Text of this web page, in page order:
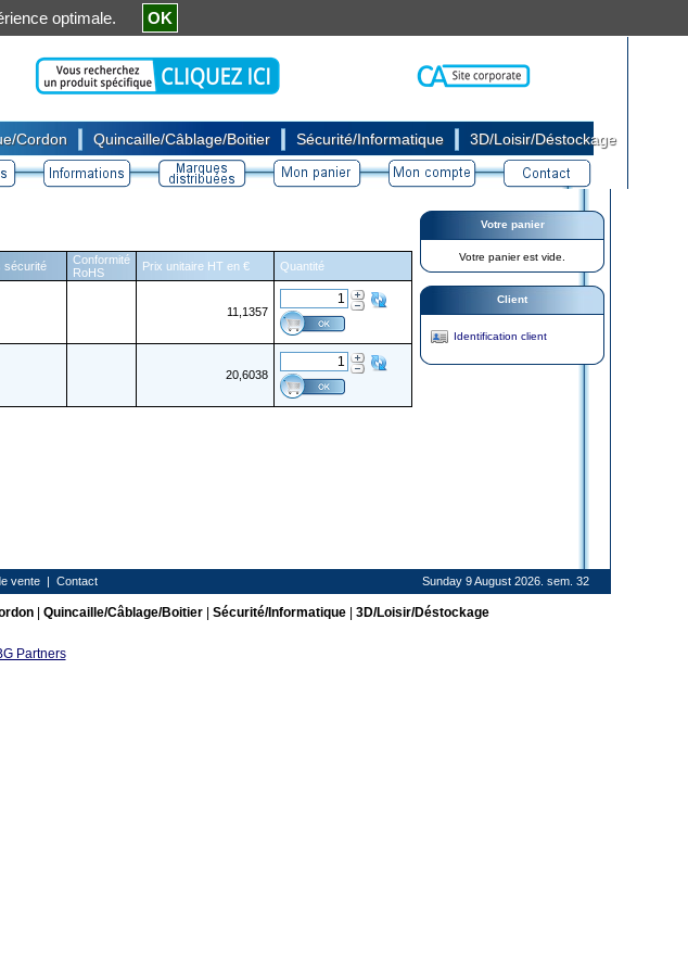
Cordon Quincaille/Câblage/Boitier Sécurité/Informatique 3D/Loisir/Déstockage
sécurité
Conformité
RoHS
Prix unitaire HT en € Quantité
11,1357
20,6038
Votre panier
Votre panier est vide.
Client
Identification client
vente | Contact Sunday 9 August 2026. sem. 32
| Quincaille/Câblage/Boitier| Sécurité/Informatique| 3D/Loisir/Déstockage
Partners
optimale. OK